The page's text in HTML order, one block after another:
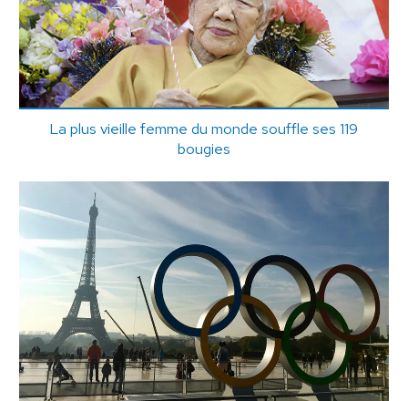
La plus vieille femme du monde souffle ses 119
bougies